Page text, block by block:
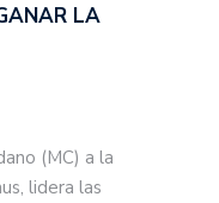
LA
(MC) a la
lidera las